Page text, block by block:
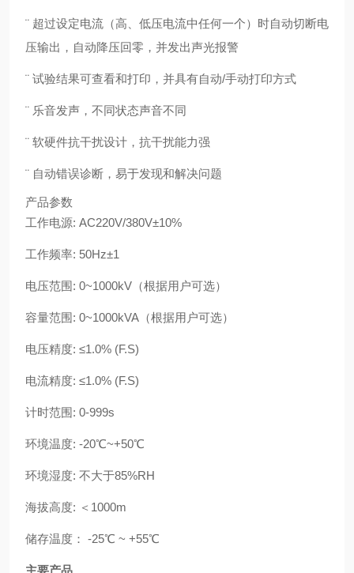
¨ 超过设定电流（高、低压电流中任何一个）时自动切断电
压输出，自动降压回零，并发出声光报警
¨ 试验结果可查看和打印，并具有自动/手动打印方式
¨ 乐音发声，不同状态声音不同
¨ 软硬件抗干扰设计，抗干扰能力强
¨ 自动错误诊断，易于发现和解决问题
产品参数
工作电源: AC220V/380V±10%
工作频率: 50Hz±1
电压范围: 0~1000kV（根据用户可选）
容量范围: 0~1000kVA（根据用户可选）
电压精度: ≤1.0% (F.S)
电流精度: ≤1.0% (F.S)
计时范围: 0-999s
环境温度: -20℃~+50℃
环境湿度: 不大于85%RH
海拔高度: ＜1000m
储存温度： -25℃ ~ +55℃
主要产品